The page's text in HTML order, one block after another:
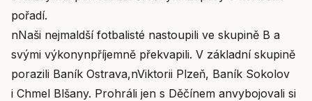
pořadí.
nNaši nejmaldší fotbalisté nastoupili ve skupině B a
svými výkonynpříjemně překvapili. V základní skupině
porazili Baník Ostrava,nViktorii Plzeň, Baník Sokolov
i Chmel Blšany. Prohráli jen s Děčínem anvybojovali si